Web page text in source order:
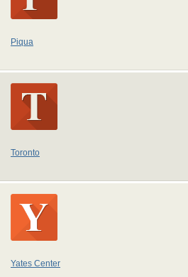
Piqua
Toronto
Yates Center